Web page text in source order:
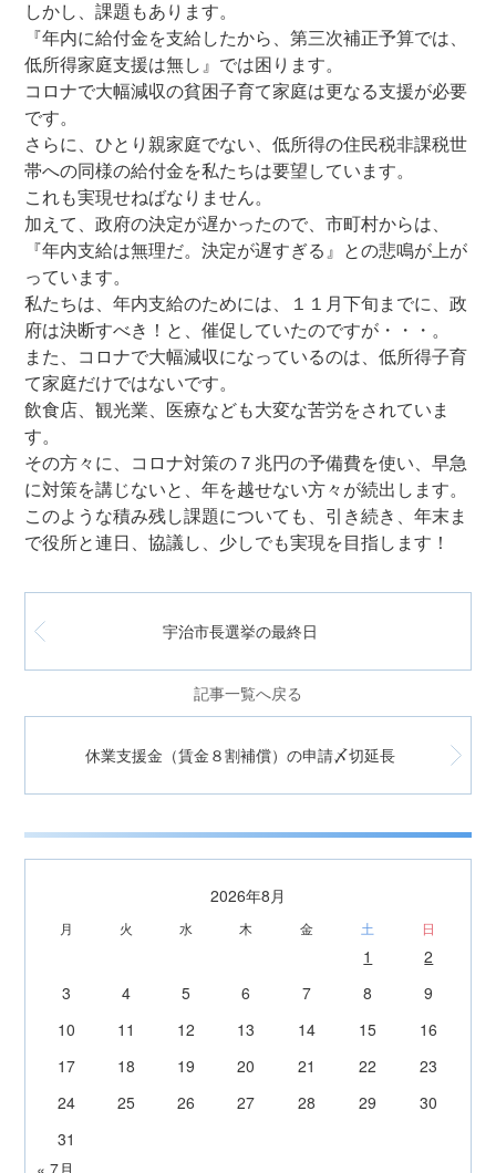
しかし、課題もあります。
『年内に給付金を支給したから、第三次補正予算では、
低所得家庭支援は無し』では困ります。
コロナで大幅減収の貧困子育て家庭は更なる支援が必要
です。
さらに、ひとり親家庭でない、低所得の住民税非課税世
帯への同様の給付金を私たちは要望しています。
これも実現せねばなりません。
加えて、政府の決定が遅かったので、市町村からは、
『年内支給は無理だ。決定が遅すぎる』との悲鳴が上が
っています。
私たちは、年内支給のためには、１１月下旬までに、政
府は決断すべき！と、催促していたのですが・・・。
また、コロナで大幅減収になっているのは、低所得子育
て家庭だけではないです。
飲食店、観光業、医療なども大変な苦労をされていま
す。
その方々に、コロナ対策の７兆円の予備費を使い、早急
に対策を講じないと、年を越せない方々が続出します。
このような積み残し課題についても、引き続き、年末ま
で役所と連日、協議し、少しでも実現を目指します！
宇治市長選挙の最終日
記事一覧へ戻る
休業支援金（賃金８割補償）の申請〆切延長
2026年8月
月 火 水 木 金 土 日
1
2
3
4 5 6 7 8
9
10
11 12 13 14 15
16
17
18 19 20 21 22
23
24
25 26 27 28 29
30
31
« 7月